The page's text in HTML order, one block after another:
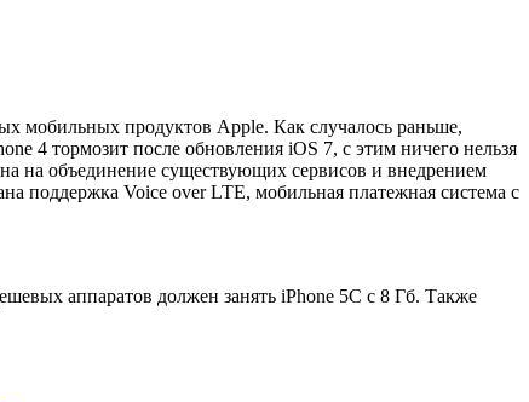
мобильных продуктов Apple. Как случалось раньше,
4 тормозит после обновления iOS 7, с этим ничего нельзя
на объединение существующих сервисов и внедрением
поддержка Voice over LTE, мобильная платежная система с
аппаратов должен занять iPhone 5C с 8 Гб. Также